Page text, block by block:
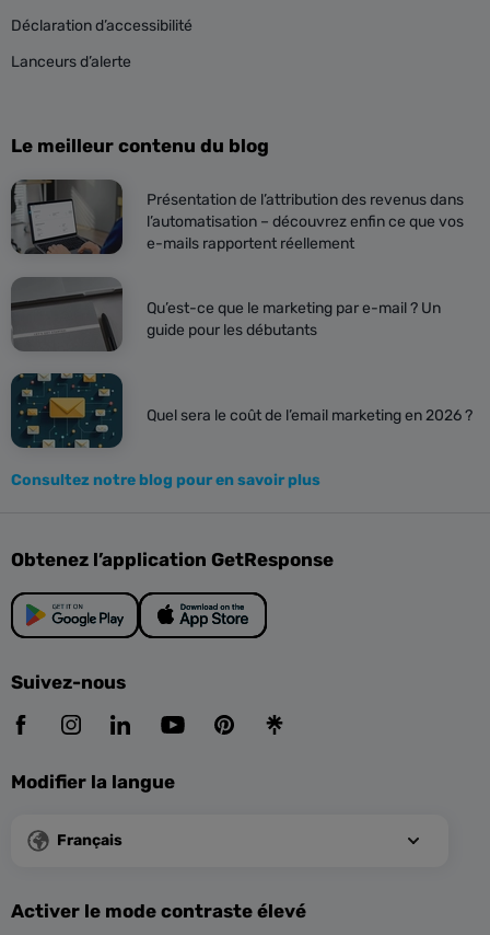
Déclaration d’accessibilité
Lanceurs d’alerte
Le meilleur contenu du blog
Présentation de l’attribution des revenus dans
l’automatisation – découvrez enfin ce que vos
e-mails rapportent réellement
Qu’est-ce que le marketing par e-mail ? Un
guide pour les débutants
Quel sera le coût de l’email marketing en 2026 ?
Consultez notre blog pour en savoir plus
Obtenez l’application GetResponse
Suivez-nous
Modifier la langue
Français
Activer le mode contraste élevé